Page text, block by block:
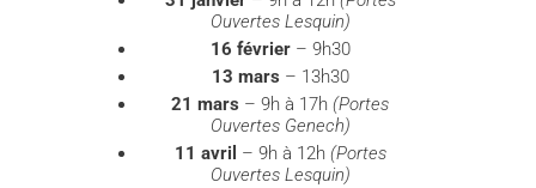
Ouvertes Lesquin)
16 février – 9h30
13 mars – 13h30
21 mars – 9h à 17h (Portes
Ouvertes Genech)
11 avril – 9h à 12h (Portes
Ouvertes Lesquin)